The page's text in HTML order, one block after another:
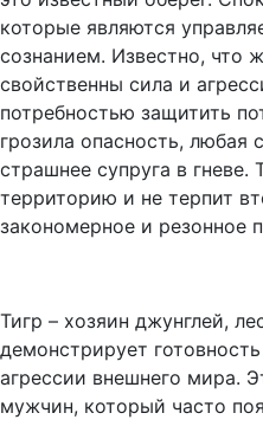
которые являются
сознанием. Известно, что
свойственны сила и
потребностью защитить
грозила опасность,
страшнее супруга в гневе.
территорию и не терпит
закономерное и резонное
Тигр – хозяин джунглей,
демонстрирует
агрессии внешнего мира.
мужчин, который часто